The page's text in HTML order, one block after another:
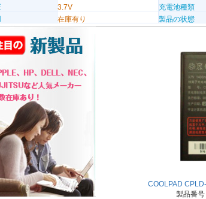
3.7V 充電池種類
在庫有り 製品の状態
COOLPAD
製品番